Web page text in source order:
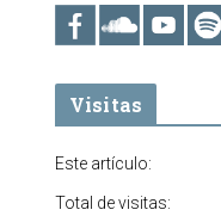
Visitas
Este artículo:
Total de visitas: